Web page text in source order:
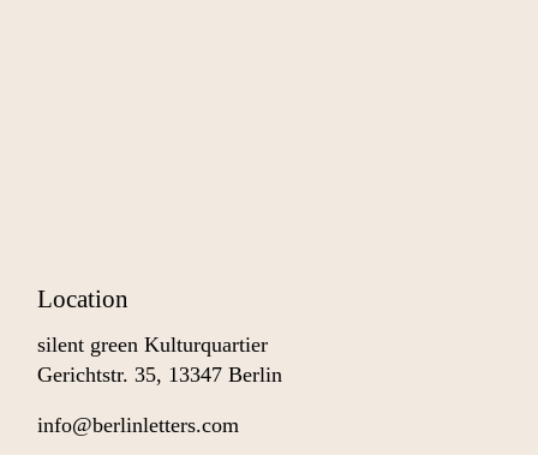
Location
silent green Kulturquartier
Gerichtstr. 35, 13347 Berlin
info@berlinletters.com